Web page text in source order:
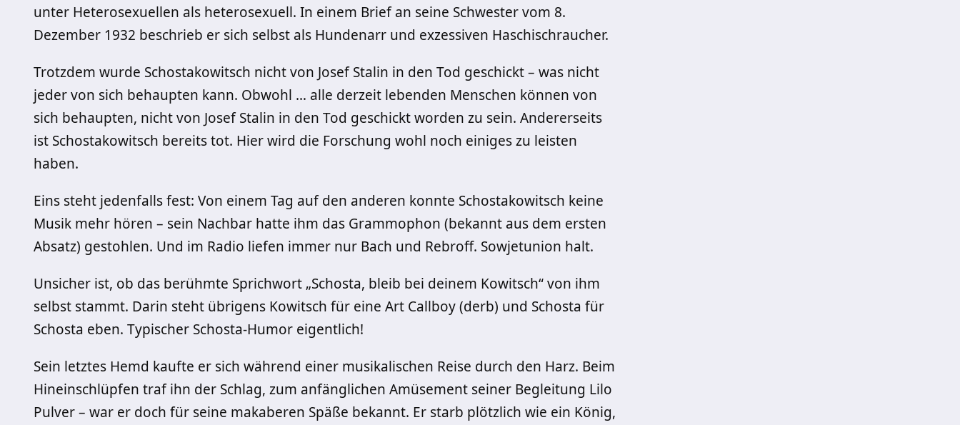
unter Heterosexuellen als heterosexuell. In einem Brief an seine Schwester vom 8.
Dezember 1932 beschrieb er sich selbst als Hundenarr und exzessiven Haschischraucher.
Trotzdem wurde Schostakowitsch nicht von Josef Stalin in den Tod geschickt – was nicht
jeder von sich behaupten kann. Obwohl … alle derzeit lebenden Menschen können von
sich behaupten, nicht von Josef Stalin in den Tod geschickt worden zu sein. Andererseits
ist Schostakowitsch bereits tot. Hier wird die Forschung wohl noch einiges zu leisten
haben.
Eins steht jedenfalls fest: Von einem Tag auf den anderen konnte Schostakowitsch keine
Musik mehr hören – sein Nachbar hatte ihm das Grammophon (bekannt aus dem ersten
Absatz) gestohlen. Und im Radio liefen immer nur Bach und Rebroff. Sowjetunion halt.
Unsicher ist, ob das berühmte Sprichwort „Schosta, bleib bei deinem Kowitsch“ von ihm
selbst stammt. Darin steht übrigens Kowitsch für eine Art Callboy (derb) und Schosta für
Schosta eben. Typischer Schosta-Humor eigentlich!
Sein letztes Hemd kaufte er sich während einer musikalischen Reise durch den Harz. Beim
Hineinschlüpfen traf ihn der Schlag, zum anfänglichen Amüsement seiner Begleitung Lilo
Pulver – war er doch für seine makaberen Späße bekannt. Er starb plötzlich wie ein König,